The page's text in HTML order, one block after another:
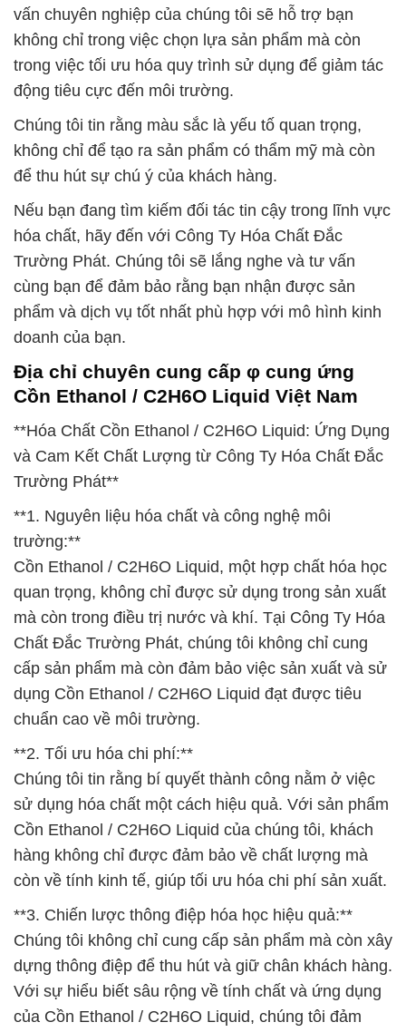
vấn chuyên nghiệp của chúng tôi sẽ hỗ trợ bạn
không chỉ trong việc chọn lựa sản phẩm mà còn
trong việc tối ưu hóa quy trình sử dụng để giảm tác
động tiêu cực đến môi trường.
Chúng tôi tin rằng màu sắc là yếu tố quan trọng,
không chỉ để tạo ra sản phẩm có thẩm mỹ mà còn
để thu hút sự chú ý của khách hàng.
Nếu bạn đang tìm kiếm đối tác tin cậy trong lĩnh vực
hóa chất, hãy đến với Công Ty Hóa Chất Đắc
Trường Phát. Chúng tôi sẽ lắng nghe và tư vấn
cùng bạn để đảm bảo rằng bạn nhận được sản
phẩm và dịch vụ tốt nhất phù hợp với mô hình kinh
doanh của bạn.
Địa chỉ chuyên cung cấp φ cung ứng
Cồn Ethanol / C2H6O Liquid Việt Nam
**Hóa Chất Cồn Ethanol / C2H6O Liquid: Ứng Dụng
và Cam Kết Chất Lượng từ Công Ty Hóa Chất Đắc
Trường Phát**
**1. Nguyên liệu hóa chất và công nghệ môi
trường:**
Cồn Ethanol / C2H6O Liquid, một hợp chất hóa học
quan trọng, không chỉ được sử dụng trong sản xuất
mà còn trong điều trị nước và khí. Tại Công Ty Hóa
Chất Đắc Trường Phát, chúng tôi không chỉ cung
cấp sản phẩm mà còn đảm bảo việc sản xuất và sử
dụng Cồn Ethanol / C2H6O Liquid đạt được tiêu
chuẩn cao về môi trường.
**2. Tối ưu hóa chi phí:**
Chúng tôi tin rằng bí quyết thành công nằm ở việc
sử dụng hóa chất một cách hiệu quả. Với sản phẩm
Cồn Ethanol / C2H6O Liquid của chúng tôi, khách
hàng không chỉ được đảm bảo về chất lượng mà
còn về tính kinh tế, giúp tối ưu hóa chi phí sản xuất.
**3. Chiến lược thông điệp hóa học hiệu quả:**
Chúng tôi không chỉ cung cấp sản phẩm mà còn xây
dựng thông điệp để thu hút và giữ chân khách hàng.
Với sự hiểu biết sâu rộng về tính chất và ứng dụng
của Cồn Ethanol / C2H6O Liquid, chúng tôi đảm